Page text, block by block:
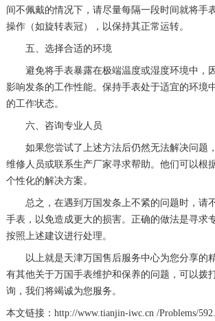
间不佩戴的情况下，请尽量每隔一段时间就将手
操作（如旋转表冠），以保持其正常运转。
五、选择合适的环境
避免将手表暴露在极端温度或湿度环境中，
影响发条的工作性能。保持手表处于适宜的环境
的工作状态。
六、咨询专业人员
如果您尝试了上述方法后仍然无法解决问题
维修人员或联系生产厂家寻求帮助。他们可以根
个性化的解决方案。
总之，在遇到万国发条上不紧的问题时，请
手表，以免造成更大的损害。正确的做法是寻求
按照上述建议进行处理。
以上就是天津万国售后服务中心为您分享的
有其他关于万国手表维护和保养的问题，可以拨
询，我们将竭诚为您服务。
本文链接：http://www.tianjin-iwc.cn /Problems/